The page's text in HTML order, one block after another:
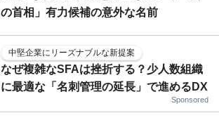
の首相」有力候補の意外な名前
中堅企業にリーズナブルな新提案
なぜ複雑なSFAは挫折する？少人数組織
に最適な「名刺管理の延長」で進めるDX
Sponsored